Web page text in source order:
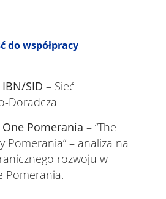
do współpracy
IBN/SID – Sieć
Doradcza
One Pomerania – “The
Pomerania” – analiza na
rozwoju w
Pomerania.